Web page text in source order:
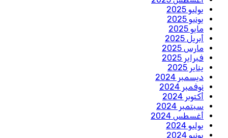
يوليو 2025
يونيو 2025
مايو 2025
أبريل 2025
مارس 2025
فبراير 2025
يناير 2025
ديسمبر 2024
نوفمبر 2024
أكتوبر 2024
سبتمبر 2024
أغسطس 2024
يوليو 2024
يونيو 2024